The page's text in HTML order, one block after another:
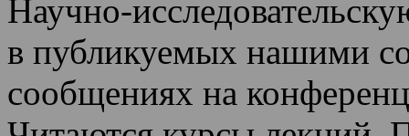
Научно-
в публикуемых нашими
сообщениях на